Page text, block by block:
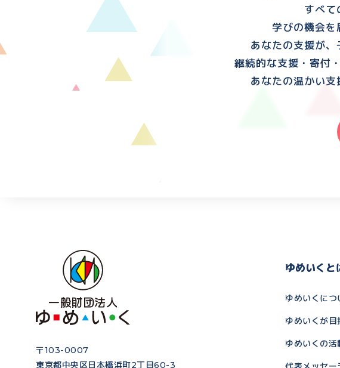
すべて
学びの機会を
あなたの支援が、
継続的な支援・寄付
あなたの温かい支
〒103-0007
東京都中央区日本橋浜町2丁目60-3
ゆめいくと
ゆめいくにつ
ゆめいくが目
ゆめいくの活